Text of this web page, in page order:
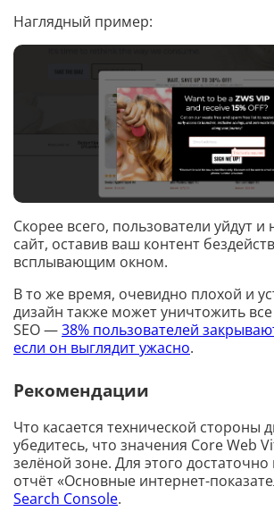
Наглядный пример:
Скорее всего, пользователи уйдут и
сайт, оставив ваш контент
всплывающим окном.
В то же время, очевидно плохой и
дизайн также может уничтожить
SEO —38% пользователей
если он выглядит ужасно.
Рекомендации
Что касается технической стороны
убедитесь, что значения Core Web
зелёной зоне. Для этого
отчёт «Основные интернет-
Search Console.